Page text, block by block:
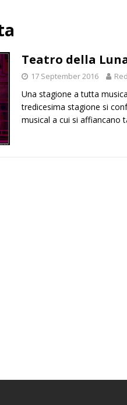
Teatro della
17 September 2016
Una stagione a tutta
tredicesima stagione si
musical a cui si affiancano